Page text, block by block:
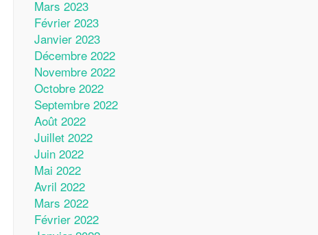
Mars 2023
Février 2023
Janvier 2023
Décembre 2022
Novembre 2022
Octobre 2022
Septembre 2022
Août 2022
Juillet 2022
Juin 2022
Mai 2022
Avril 2022
Mars 2022
Février 2022